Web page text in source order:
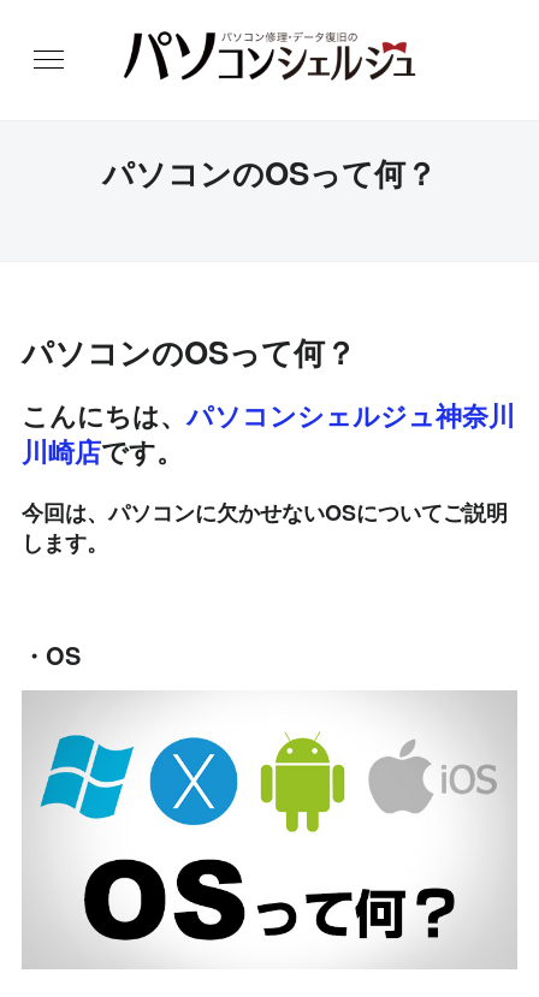
パソコンのOSって何？
パソコンのOSって何？
こんにちは、パソコンシェルジュ神奈川
川崎店です。
今回は、パソコンに欠かせないOSについてご説明
します。
・OS